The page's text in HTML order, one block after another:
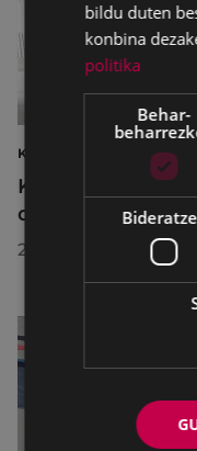
KIROLAK
Kirol-
dira abuztuan,
2026/07/29
bildu duten
konbina
politika
Behar-